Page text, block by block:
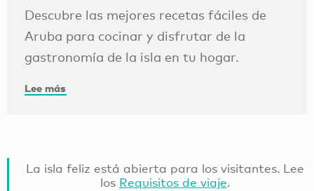
Descubre las mejores recetas fáciles de
Aruba para cocinar y disfrutar de la
gastronomía de la isla en tu hogar.
Lee más
La isla feliz está abierta para los visitantes. Lee
los Requisitos de viaje.